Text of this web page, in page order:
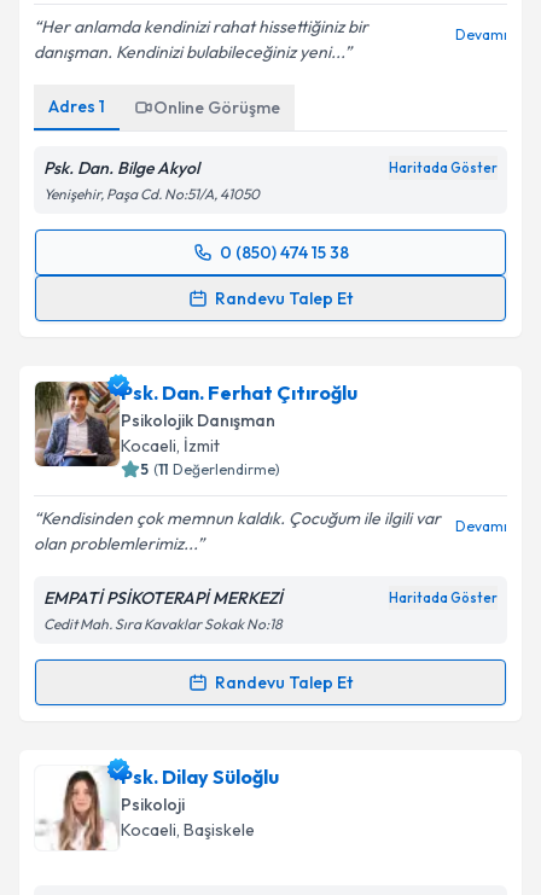
Metni'ni okudum ve kişisel verilerimin belirtilen
Her anlamda kendinizi rahat hissettiğiniz bir
danışman. Kendinizi bulabileceğiniz yeni...
Devamı
Adres 1 Online Görüşme
Psk. Dan. Bilge Akyol Haritada Göster
Yenişehir, Paşa Cd. No:51/A, 41050
0 (850) 474 15 38
Randevu Talep Et
Randevu Takvimi Talebi
takvim hazırlandığında e-posta ile bilgilendireceğiz.
E-posta Adresiniz
Metni
'ni okudum ve kişisel verilerimin belirtilen
kapsamda işlenmesini kabul ediyorum.
Takvim Talebini Gönder
Psk. Dan. Ferhat Çıtıroğlu
Psikolojik Danışman
Kocaeli, İzmit
5 (11 Değerlendirme)
Kendisinden çok memnun kaldık. Çocuğum ile ilgili var
olan problemlerimiz...
Devamı
EMPATİ PSİKOTERAPİ MERKEZİ Haritada Göster
Cedit Mah. Sıra Kavaklar Sokak No:18
Randevu Talep Et
Randevu Takvimi Talebi
Psk. Dan. Ferhat Çıtıroğlu
talebi oluşturun. Size bu uzmandan randevu almanız
için bir takvim hazırlandığında e-posta ile
bilgilendireceğiz.
Psk. Dilay Süloğlu
Psikoloji
Kocaeli, Başiskele